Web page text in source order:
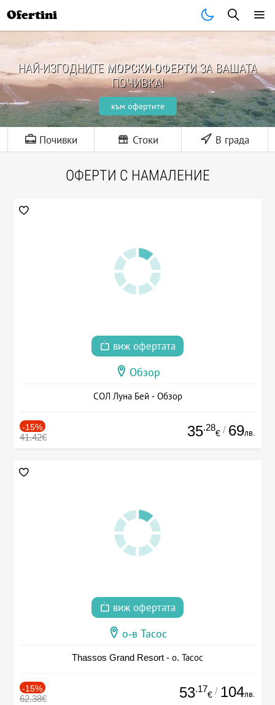
Ofertini
НАЙ-ИЗГОДНИТЕ МОРСКИ ОФЕРТИЗА ВАШАТА
ПОЧИВКА!
към офертите
Почивки Стоки В града
ОФЕРТИ С НАМАЛЕНИЕ
виж офертата
Обзор
СОЛ Луна Бей - Обзор
-15%
41.42€ 35.28
€ / 69лв.
виж офертата
о-в Тасос
Thassos Grand Resort - о. Тасос
-15%
62.38€ 53.17
€ / 104лв.